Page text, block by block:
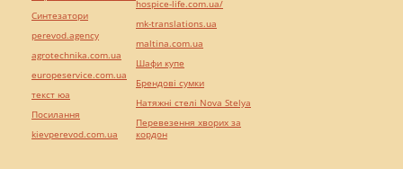
Синтезатори
perevod.agency
agrotechnika.com.ua
europeservice.com.ua
текст юа
Посилання
kievperevod.com.ua
hospice-life.com.ua/
mk-translations.ua
maltina.com.ua
Шафи купе
Брендові сумки
Натяжні стелі Nova Stelya
Перевезення хворих за
кордон